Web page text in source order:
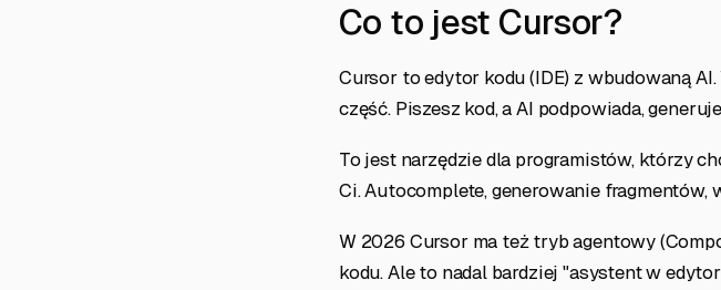
Co to jest Cursor?
Cursor to edytor kodu (IDE) z wbudowaną
część. Piszesz kod, a AI podpowiada,
To jest narzędzie dla programistów, którzy
Ci. Autocomplete, generowanie fragmentów,
W 2026 Cursor ma też tryb agentowy
kodu. Ale to nadal bardziej "asystent w